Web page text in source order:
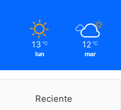
13 ℃
lun
12 ℃
mar
Reciente